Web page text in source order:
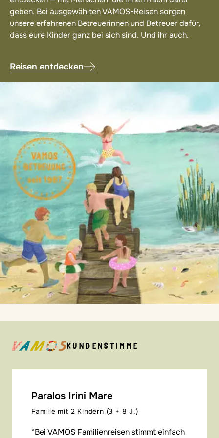
geben. Bei ausgewählten VAMOS-Reisen sorgen
unsere erfahrenen Betreuerinnen und Betreuer dafür,
dass eure Kinder ganz bei sich sind. Und ihr auch.
Reisen entdecken
KUNDENSTIMME
Paralos Irini Mare
Familie mit 2 Kindern (3 + 8 J.)
Bei VAMOS Familienreisen stimmt einfach